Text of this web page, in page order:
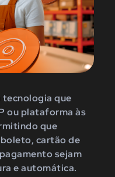
tecnologia que
ou plataforma às
que
cartão de
sejam
e automática.